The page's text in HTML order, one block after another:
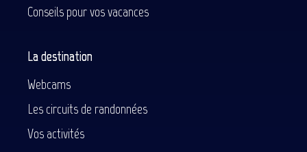
Conseils pour vos vacances
La destination
Webcams
Les circuits de randonnées
Vos activités